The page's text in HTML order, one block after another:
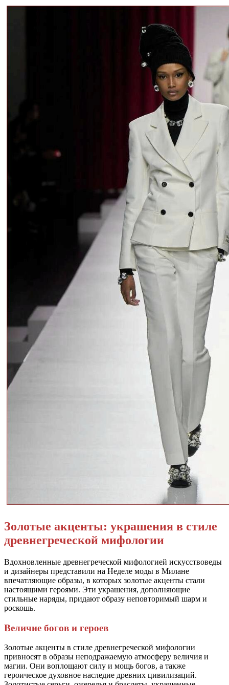
Золотые акценты: украшения в стиле
древнегреческой мифологии
Вдохновленные древнегреческой мифологией искусствоведы
и дизайнеры представили на Неделе моды в Милане
впечатляющие образы, в которых золотые акценты стали
настоящими героями. Эти украшения, дополняющие
стильные наряды, придают образу неповторимый шарм и
роскошь.
Величие богов и героев
Золотые акценты в стиле древнегреческой мифологии
привносят в образы неподражаемую атмосферу величия и
магии. Они воплощают силу и мощь богов, а также
героическое духовное наследие древних цивилизаций.